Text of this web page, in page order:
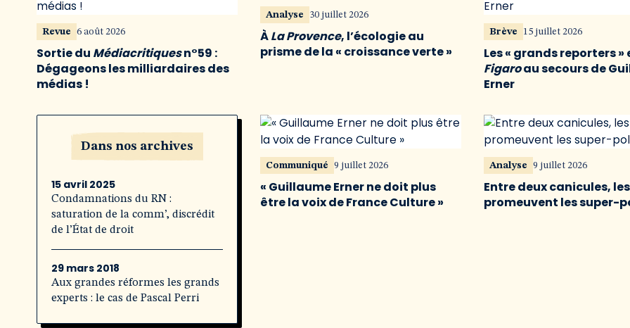
Revue 6 août 2026
Sortie du Médiacritiquesn°59 :
Dégageons les milliardaires des
médias !
Analyse 30 juillet 2026
ÀLa Provence, l’écologie au
prisme de la « croissance verte »
Brève 15 juillet 2026
Les « grands reporters »
Figaroau secours de
Erner
Dans nos archives
15 avril 2025
Condamnations du RN :
saturation de la comm’, discrédit
de l’État de droit
29 mars 2018
Aux grandes réformes les grands
experts : le cas de Pascal Perri
Communiqué 9 juillet 2026
« Guillaume Erner ne doit plus
être la voix de France Culture »
Analyse 9 juillet 2026
Entre deux canicules,
promeuvent les super-